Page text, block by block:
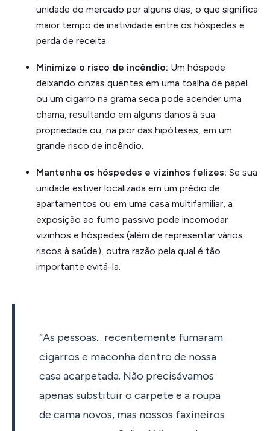
unidade do mercado por alguns dias, o que significa
maior tempo de inatividade entre os hóspedes e
perda de receita.
Minimize o risco de incêndio: Um hóspede
deixando cinzas quentes em uma toalha de papel
ou um cigarro na grama seca pode acender uma
chama, resultando em alguns danos à sua
propriedade ou, na pior das hipóteses, em um
grande risco de incêndio.
Mantenha os hóspedes e vizinhos felizes: Se sua
unidade estiver localizada em um prédio de
apartamentos ou em uma casa multifamiliar, a
exposição ao fumo passivo pode incomodar
vizinhos e hóspedes (além de representar vários
riscos à saúde), outra razão pela qual é tão
importante evitá-la.
“As pessoas... recentemente fumaram
cigarros e maconha dentro de nossa
casa acarpetada. Não precisávamos
apenas substituir o carpete e a roupa
de cama novos, mas nossos faxineiros